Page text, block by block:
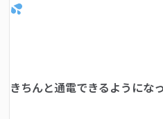
きちんと通電できるようにな